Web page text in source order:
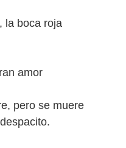
la boca roja
amor
pero se muere